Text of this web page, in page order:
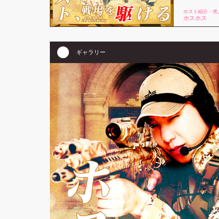
ホスト紹介・求
ホスホス
ギャラリー